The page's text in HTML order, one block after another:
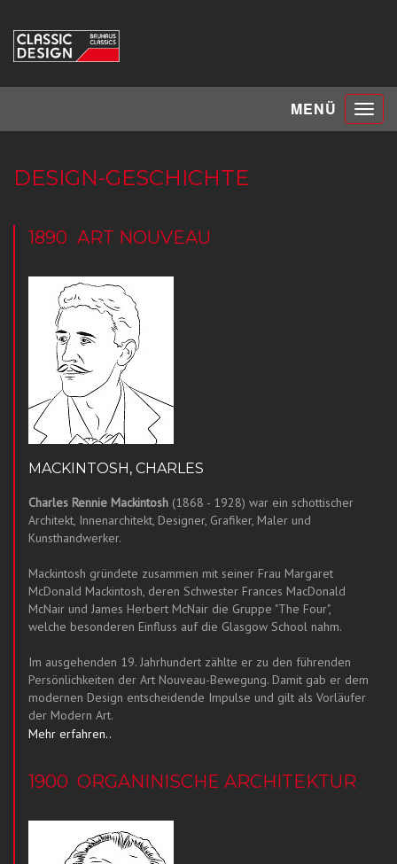
MENÜ Toggle
DESIGN-GESCHICHTE
1890 ART NOUVEAU
MACKINTOSH, CHARLES
Charles Rennie Mackintosh (1868 - 1928) war ein schottischer
Architekt, Innenarchitekt, Designer, Grafiker, Maler und
Kunsthandwerker.
Mackintosh gründete zusammen mit seiner Frau Margaret
McDonald Mackintosh, deren Schwester Frances MacDonald
McNair und James Herbert McNair die Gruppe "The Four",
welche besonderen Einfluss auf die Glasgow School nahm.
Im ausgehenden 19. Jahrhundert zählte er zu den führenden
Persönlichkeiten der Art Nouveau-Bewegung. Damit gab er dem
modernen Design entscheidende Impulse und gilt als Vorläufer
der Modern Art.
Mehr erfahren..
1900 ORGANINISCHE ARCHITEKTUR